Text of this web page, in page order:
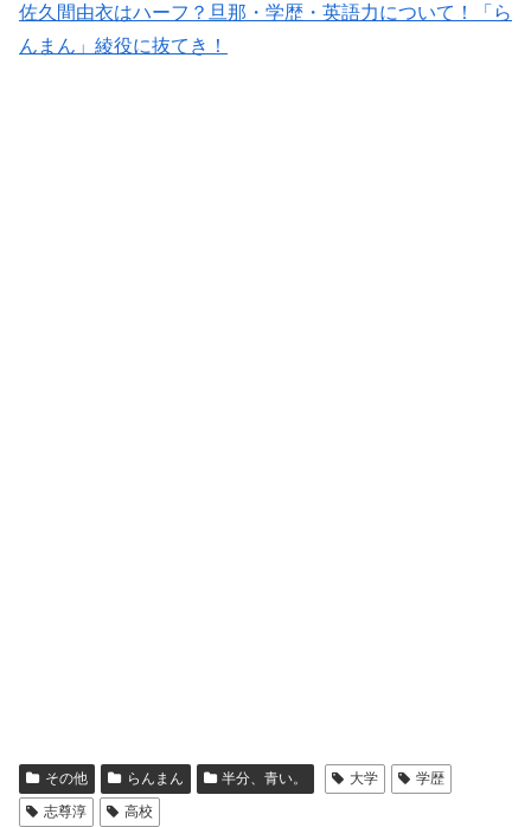
佐久間由衣はハーフ？旦那・学歴・英語力について！「ら
んまん」綾役に抜てき！
その他 らんまん 半分、青い。 大学
学歴
志尊淳
高校